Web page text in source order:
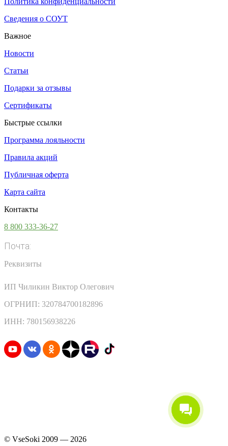
Сведения о СОУТ
Важное
Новости
Статьи
Подарки за отзывы
Сертификаты
Быстрые ссылки
Программа лояльности
Правила акций
Публичная оферта
Карта сайта
Контакты
8 800 333-36-27
Почта:
Реквизиты
ИП Чиликин Виктор Олегович
ОГРНИП: 320784700182896
ИНН: 780156938226
© VseSoki 2009 — 2026